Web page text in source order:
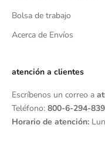
Bolsa de trabajo
Acerca de Envíos
atención a clientes
Escríbenos un correo a
Teléfono: 800-6-294-
Horario de atención: